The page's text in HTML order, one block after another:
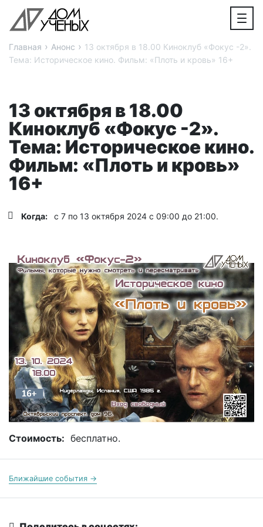
Главная › Анонс › 13 октября в 18.00 Киноклуб «Фокус -2».
Тема: Историческое кино. Фильм: «Плоть и кровь» 16+
13 октября в 18.00
Киноклуб «Фокус -2».
Тема: Историческое кино.
Фильм: «Плоть и кровь»
16+
Когда: с 7 по 13 октября 2024 с 09:00 до 21:00.
Стоимость: бесплатно.
Ближайшие события →